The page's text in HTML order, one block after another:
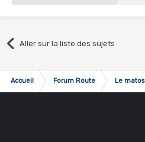
Aller sur la liste des sujets
Accueil Forum Route Le matos